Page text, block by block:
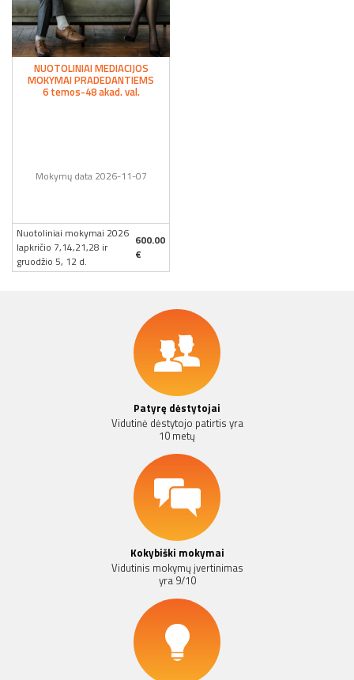
NUOTOLINIAI MEDIACIJOS
MOKYMAI PRADEDANTIEMS
6 temos-48 akad. val.
Mokymų data 2026-11-07
Nuotoliniai mokymai 2026
lapkričio 7,14,21,28 ir
gruodžio 5, 12 d.
600.00
€
Patyrę dėstytojai
Vidutinė dėstytojo patirtis yra
10 metų
Kokybiški mokymai
Vidutinis mokymų įvertinimas
yra 9/10